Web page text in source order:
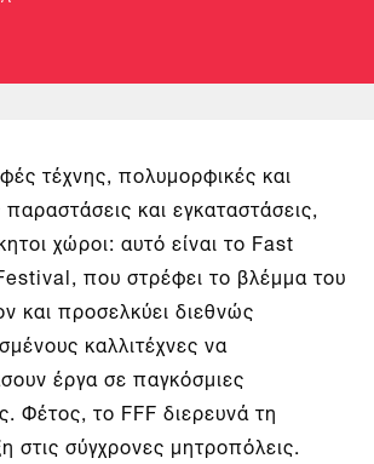
τέχνης, πολυμορφικές και
παραστάσεις και εγκαταστάσεις,
χώροι: αυτό είναι το Fast
που στρέφει το βλέμμα του
και προσελκύει διεθνώς
καλλιτέχνες να
έργα σε παγκόσμιες
Φέτος, το FFF διερευνά τη
στις σύγχρονες μητροπόλεις.